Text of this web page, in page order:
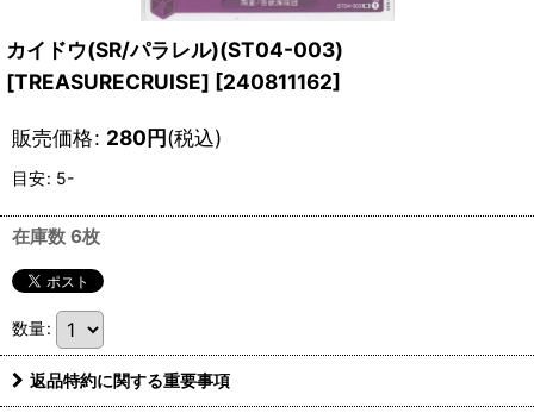
カイドウ(SR/パラレル)(ST04-003)
[TREASURECRUISE] [240811162]
販売価格: 280円(税込)
目安: 5-
在庫数 6枚
数量:
返品特約に関する重要事項